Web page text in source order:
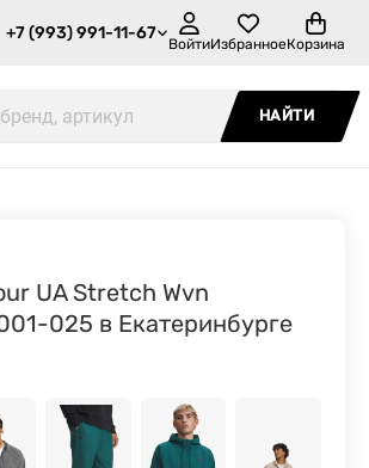
+7 (993) 991-11-67
ВойтиИзбранноеКорзина
НАЙТИ
UA Stretch Wvn
025 в Екатеринбурге